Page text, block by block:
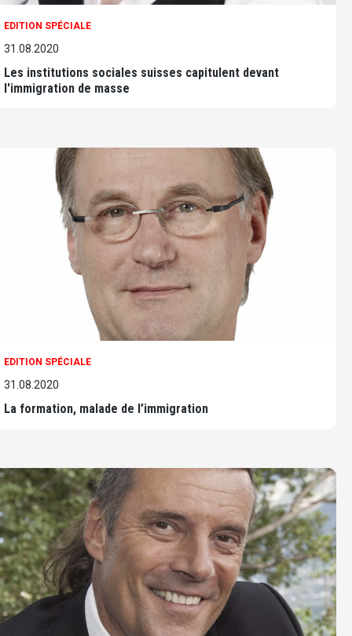
EDITION SPÉCIALE
31.08.2020
Les institutions sociales suisses capitulent devant
l'immigration de masse
EDITION SPÉCIALE
31.08.2020
La formation, malade de l’immigration